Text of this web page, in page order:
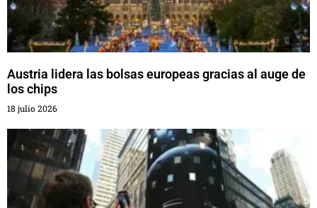
Austria lidera las bolsas europeas gracias al auge de
los chips
18 julio 2026